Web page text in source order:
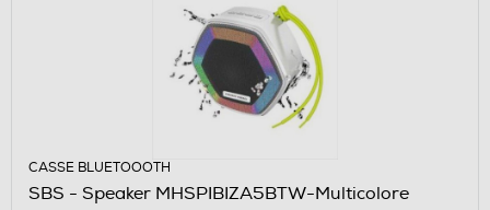
CASSE BLUETOOOTH
SBS - Speaker MHSPIBIZA5BTW-Multicolore